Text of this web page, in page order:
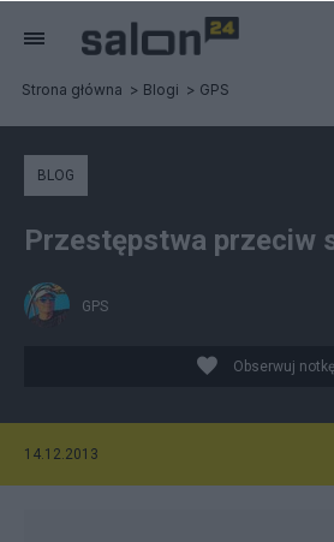
Strona główna Blogi GPS
BLOG
Przestępstwa przeciw
GPS
Obserwuj notkę
14.12.2013